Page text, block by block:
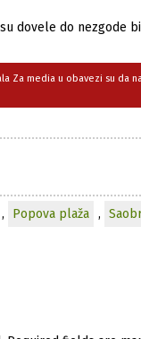
dovele do nezgode
Za media u obavezi su da
, Popova plaža ,